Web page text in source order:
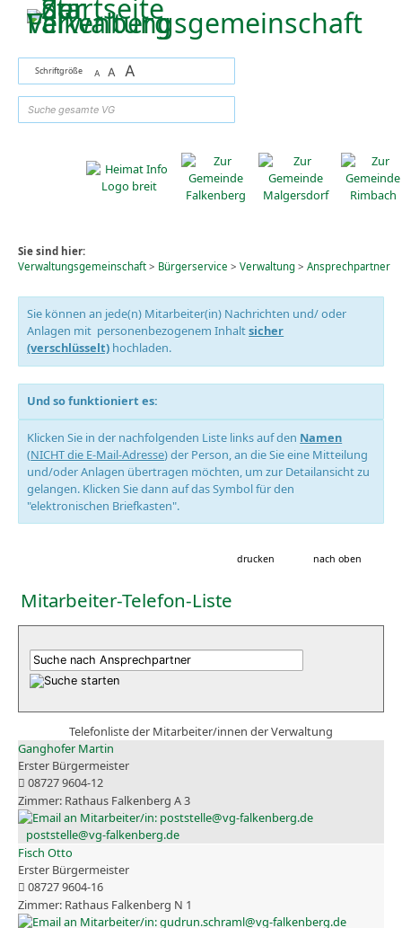
Zum Inhalt,zur Navigationoder
Schriftgröße A A A
Sie sind hier:
Verwaltungsgemeinschaft> Bürgerservice > Verwaltung> Ansprechpartner
Sie können an jede(n) Mitarbeiter(in) Nachrichten und/ oder
Anlagen mit personenbezogenem Inhaltsicher
(verschlüsselt) hochladen.
Und so funktioniert es:
Klicken Sie in der nachfolgenden Liste links auf den Namen
(NICHT die E-Mail-Adresse) der Person, an die Sie eine Mitteilung
und/oder Anlagen übertragen möchten, um zur Detailansicht zu
gelangen. Klicken Sie dann auf das Symbol für den
"elektronischen Briefkasten".
drucken nach oben
Mitarbeiter-Telefon-Liste
Telefonliste der Mitarbeiter/innen der Verwaltung
Ganghofer Martin
Erster Bürgermeister
08727 9604-12
Rathaus Falkenberg A 3
poststelle@vg-falkenberg.de
Fisch Otto
Erster Bürgermeister
08727 9604-16
Rathaus Falkenberg N 1